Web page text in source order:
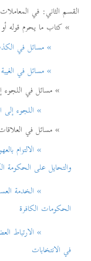
القسم الثاني: في المعاملات
» كتاب ما يحرم قوله أو
» مسائل في الكذب
» مسائل في الغيبة
» مسائل في اللجوء
» اللجوء إلى
» مسائل في العلاقات
» الالتزام
والتحايل على الحكومة
» الخدمة
الحكومات الكافرة
» الارتباط العضوي
في الانتخابات